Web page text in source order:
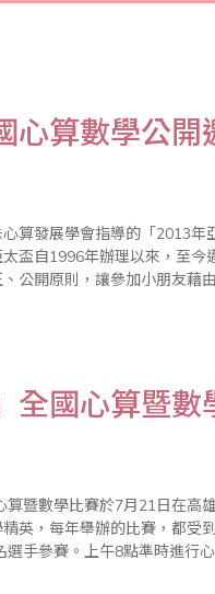
心算數學公開
算發展學會指導的「2013
盃自1996年辦理以來，至
公開原則，讓參加小朋友藉
全國心算暨
暨數學比賽於7月21日在高
舉辦的比賽，都受到家長及教育界的
手參賽。上午8點準時進行